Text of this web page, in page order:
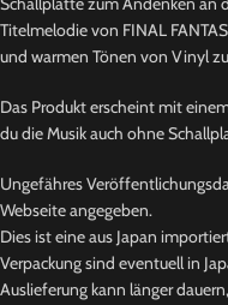
Titelmelodie von FINAL
und warmen Tönen von Vinyl
Das Produkt erscheint mit
du die Musik auch ohne
Ungefähres
Webseite angegeben.
Dies ist eine aus Japan
Verpackung sind eventuell in
Auslieferung kann länger